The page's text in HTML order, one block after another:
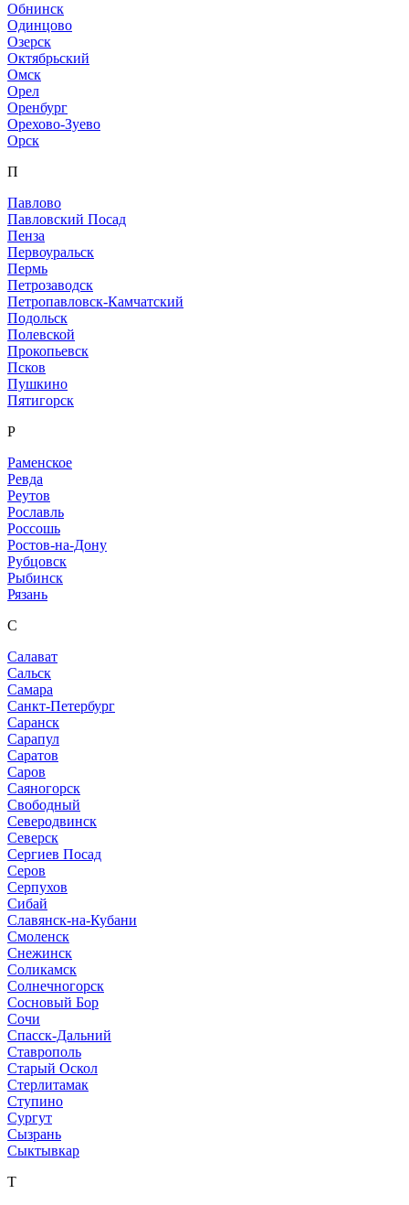
Обнинск
Одинцово
Озерск
Октябрьский
Омск
Орел
Оренбург
Орехово-Зуево
Орск
П
Павлово
Павловский Посад
Пенза
Первоуральск
Пермь
Петрозаводск
Петропавловск-Камчатский
Подольск
Полевской
Прокопьевск
Псков
Пушкино
Пятигорск
Р
Раменское
Ревда
Реутов
Рославль
Россошь
Ростов-на-Дону
Рубцовск
Рыбинск
Рязань
С
Салават
Сальск
Самара
Санкт-Петербург
Саранск
Сарапул
Саратов
Саров
Саяногорск
Свободный
Северодвинск
Северск
Сергиев Посад
Серов
Серпухов
Сибай
Славянск-на-Кубани
Смоленск
Снежинск
Соликамск
Солнечногорск
Сосновый Бор
Сочи
Спасск-Дальний
Ставрополь
Старый Оскол
Стерлитамак
Ступино
Сургут
Сызрань
Сыктывкар
Т